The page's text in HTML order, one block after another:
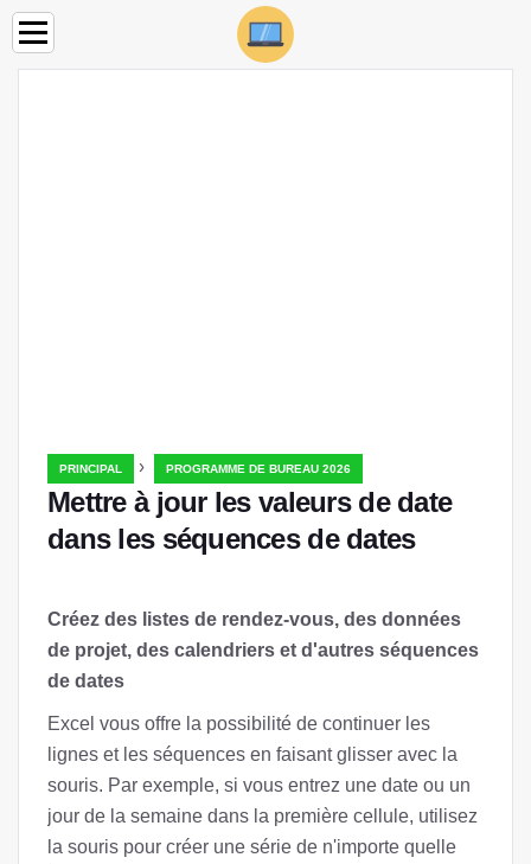
PRINCIPAL › PROGRAMME DE BUREAU 2026
Mettre à jour les valeurs de date
dans les séquences de dates
Créez des listes de rendez-vous, des données
de projet, des calendriers et d'autres séquences
de dates
Excel vous offre la possibilité de continuer les
lignes et les séquences en faisant glisser avec la
souris. Par exemple, si vous entrez une date ou un
jour de la semaine dans la première cellule, utilisez
la souris pour créer une série de n'importe quelle